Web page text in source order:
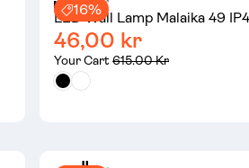
16%
LED Wall Lamp Malaika 49
46,00 kr
Your Cart615.00 Kr